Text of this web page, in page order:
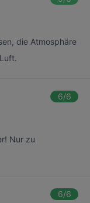
die Atmosphäre
6/6
Nur zu
6/6